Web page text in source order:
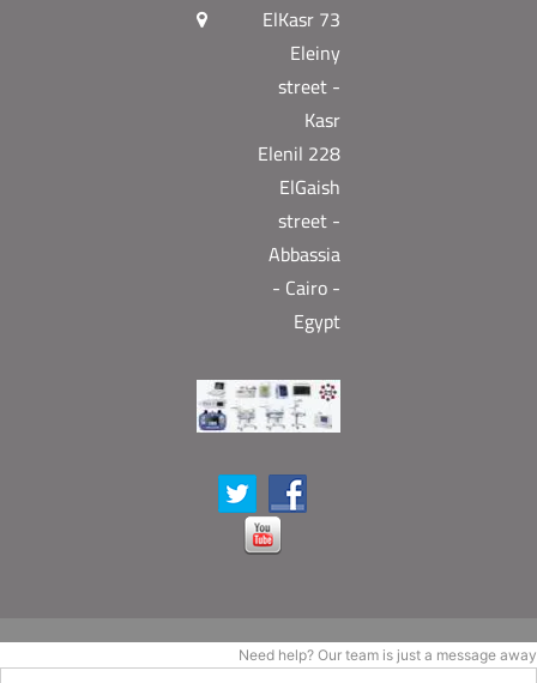
73 ElKasr
Eleiny
street -
Kasr
Elenil 228
ElGaish
street -
Abbassia
- Cairo -
Egypt
Need help? Our team is just a message away